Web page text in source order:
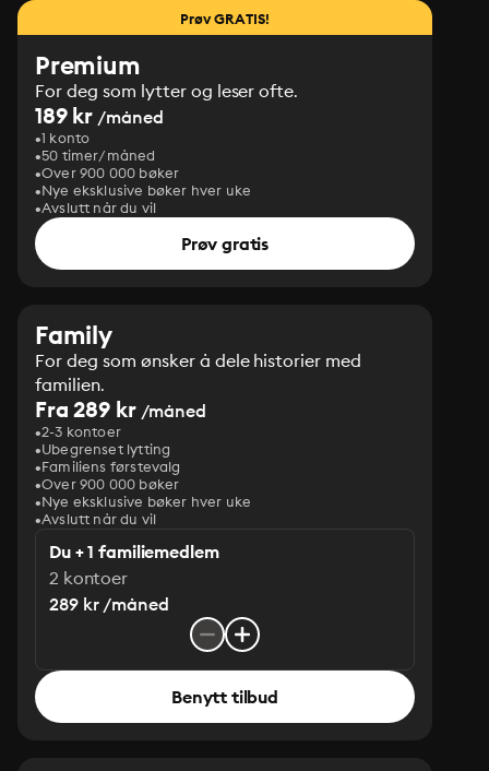
Prøv GRATIS!
Premium
For deg som lytter og leser ofte.
189 kr /måned
1 konto
50 timer/måned
Over 900 000 bøker
Nye eksklusive bøker hver uke
Avslutt når du vil
Prøv gratis
Family
For deg som ønsker å dele historier med
familien.
Fra 289 kr/måned
2-3 kontoer
Ubegrenset lytting
Familiens førstevalg
Over 900 000 bøker
Nye eksklusive bøker hver uke
Avslutt når du vil
Du + 1 familiemedlem
2 kontoer
289 kr /måned
Benytt tilbud